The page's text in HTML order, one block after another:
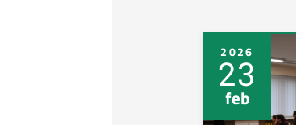
2026
23
feb